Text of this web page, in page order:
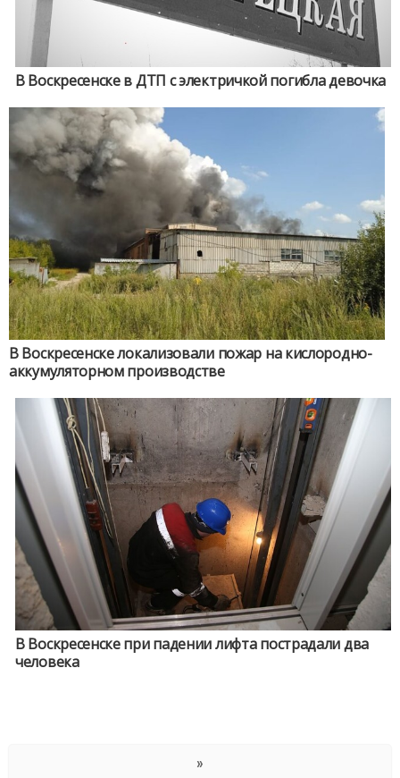
В Воскресенске в ДТП с электричкой погибла девочка
В Воскресенске локализовали пожар на кислородно-
аккумуляторном производстве
В Воскресенске при падении лифта пострадали два
человека
»